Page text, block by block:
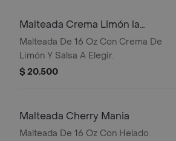
Malteada Crema Limón la
Lechera
Malteada De 16 Oz Con Crema De
Limón Y Salsa A Elegir.
$ 20.500
Malteada Cherry Mania
Malteada De 16 Oz Con Helado